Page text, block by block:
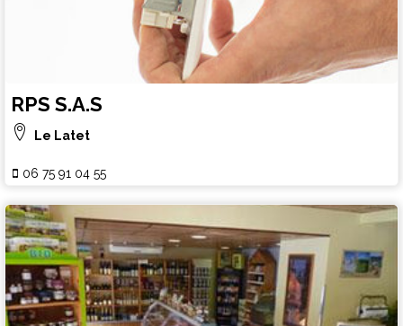
RPS S.A.S
Le Latet
06 75 91 04 55